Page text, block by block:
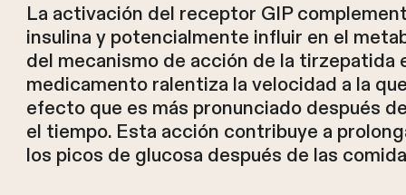
La activación del receptor GIP
insulina y potencialmente influir en el
del mecanismo de acción de la
medicamento ralentiza la velocidad a la
efecto que es más pronunciado después
el tiempo. Esta acción contribuye a
los picos de glucosa después de las